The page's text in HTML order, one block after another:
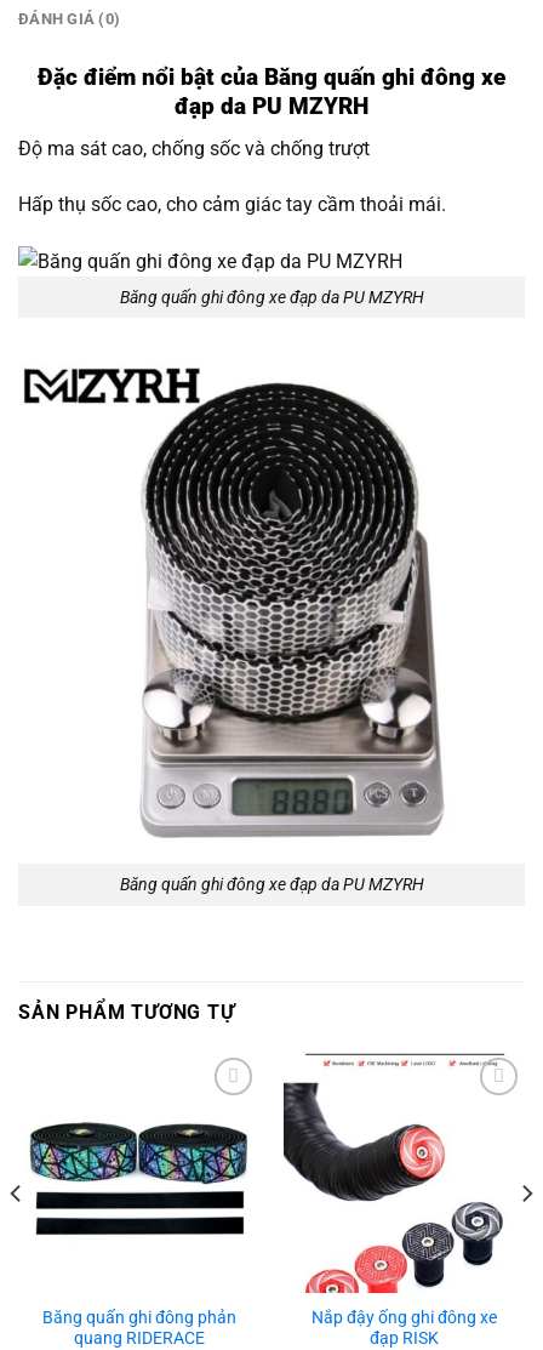
ĐÁNH GIÁ (0)
Đặc điểm nổi bật của Băng quấn ghi đông xe
đạp da PU MZYRH
Độ ma sát cao, chống sốc và chống trượt
Hấp thụ sốc cao, cho cảm giác tay cầm thoải mái.
Băng quấn ghi đông xe đạp da PU MZYRH
Băng quấn ghi đông xe đạp da PU MZYRH
SẢN PHẨM TƯƠNG TỰ
wishlist
Băng quấn ghi đông phản
quang RIDERACE
Nắp đậy ống ghi đông xe
đạp RISK